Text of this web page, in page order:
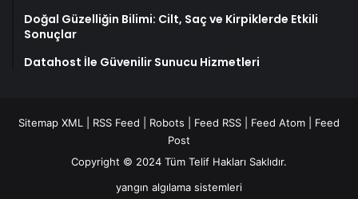
Doğal Güzelliğin Bilimi: Cilt, Saç ve Kirpiklerde Etkili
Sonuçlar
Datahost İle Güvenilir Sunucu Hizmetleri
Sitemap XML RSS Feed Robots Feed RSS Feed Atom
Feed
Post
Copyright © 2024 Tüm Telif Hakları Saklıdır.
yangın algılama sistemleri